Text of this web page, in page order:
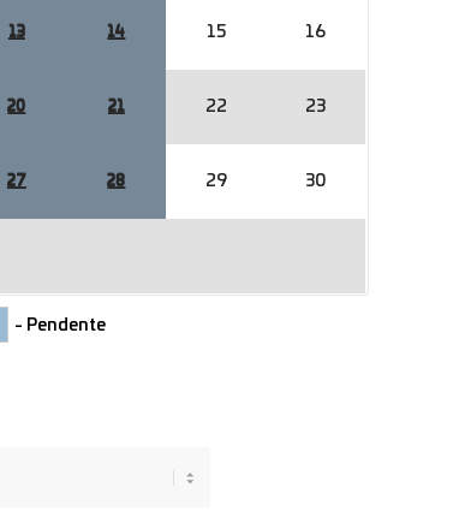
13 14 15 16
20 21 22 23
27 28 29 30
- Pendente